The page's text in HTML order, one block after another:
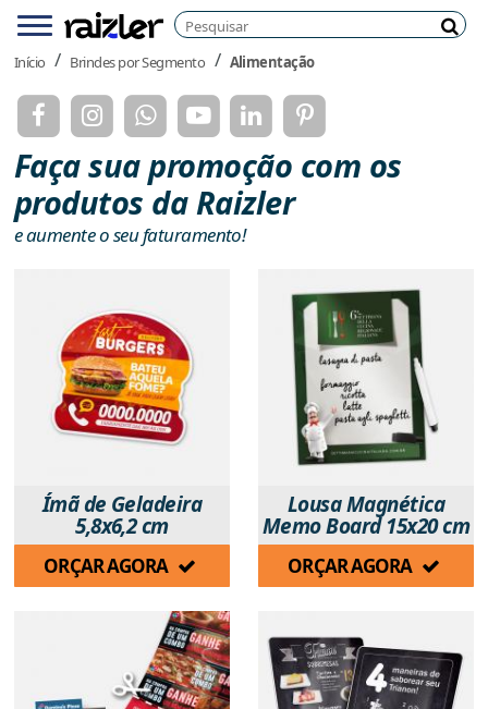
Menu Pesquisar
Início Brindes por Segmento Alimentação
Faça sua promoção com os
produtos da Raizler
e aumente o seu faturamento!
Ímã de Geladeira
5,8x6,2 cm
ORÇAR AGORA
Lousa Magnética
Memo Board 15x20 cm
ORÇAR AGORA